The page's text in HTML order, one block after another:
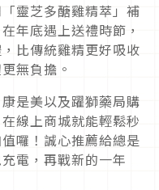
靈芝多醣雞精萃」補
年底遇上送禮時節，
比傳統雞精更好吸收
無負擔。
是美以及躍獅藥局購
線上商城就能輕鬆秒
囉！誠心推薦給總是
電，再戰新的一年